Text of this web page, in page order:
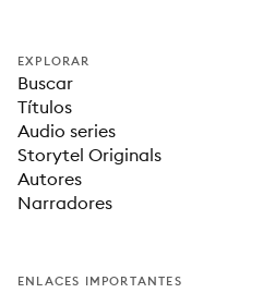
EXPLORAR
Buscar
Títulos
Audio series
Storytel Originals
Autores
Narradores
ENLACES IMPORTANTES